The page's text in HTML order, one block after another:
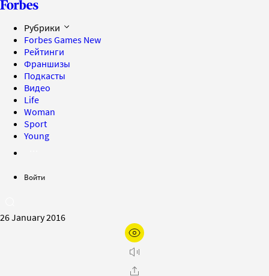
Рубрики
Forbes Games New
Рейтинги
Франшизы
Подкасты
Видео
Life
Woman
Sport
Young
Войти
26 January 2016